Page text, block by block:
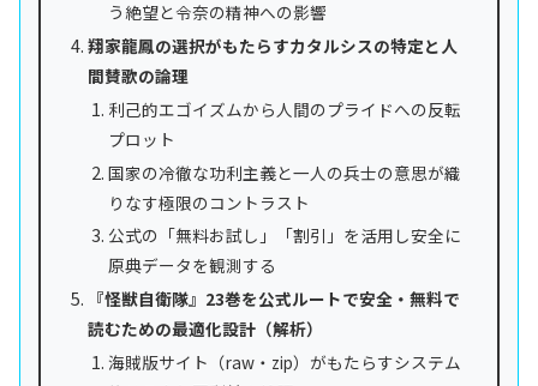
う絶望と令奈の精神への影響
翔家龍鳳の選択がもたらすカタルシスの特定と人
間賛歌の論理
利己的エゴイズムから人間のプライドへの反転
プロット
国家の冷徹な功利主義と一人の兵士の意思が織
りなす極限のコントラスト
公式の「無料お試し」「割引」を活用し安全に
原典データを観測する
『怪獣自衛隊』23巻を公式ルートで安全・無料で
読むための最適化設計（解析）
海賊版サイト（raw・zip）がもたらすシステム